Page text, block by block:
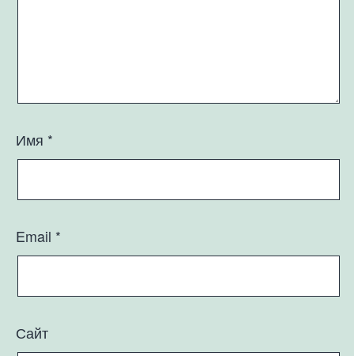
Имя *
Email *
Сайт